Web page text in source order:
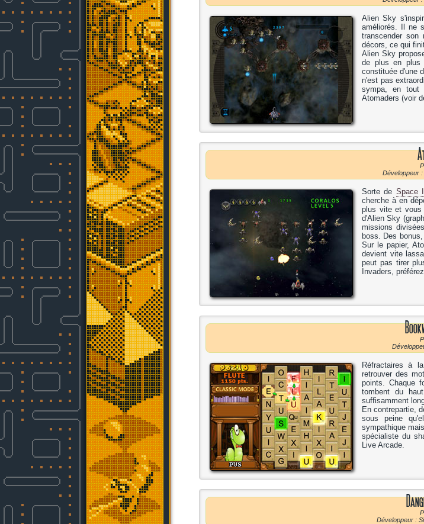
Alien Sky
améliorés. Il ne
transcender
décors, ce qui
Alien Sky
de plus en plus
constituée d'une
n'est pas
sympa, en tout
Atomaders (voir
Développeur
Sorte de Space
cherche à en
plus vite et vous
d'Alien Sky
missions
boss. Des
Sur le papier,
devient vite
peut pas tirer
Invaders,
Réfractaires à
retrouver des
points. Chaque
tombent du
suffisamment
En contrepartie,
sous peine
sympathique
spécialiste du
Live Arcade.
Développeur :